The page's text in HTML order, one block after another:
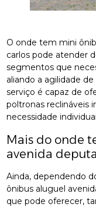
O onde tem mini
carlos pode atender
segmentos que
aliando a agilidade
serviço é capaz de
poltronas reclináveis
necessidade
Mais do onde
avenida
Ainda, dependendo
ônibus aluguel
que pode oferecer,